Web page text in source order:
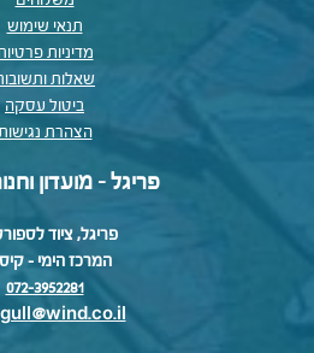
תנאי שימוש
מדיניות
שאלות
ביטול עסקה
הצהרת
פריגל - מועדון
פריגל, ציוד
המרכז הימי –
072-3952281